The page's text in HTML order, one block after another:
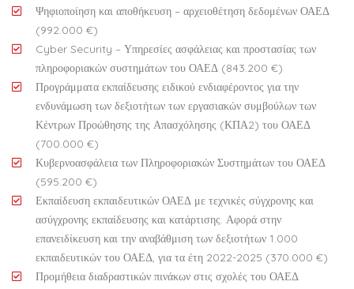
Ψηφιοποίηση και αποθήκευση – αρχειοθέτηση δεδομένων ΟΑΕΔ
(992.000 €)
Cyber Security – Υπηρεσίες ασφάλειας και προστασίας των
πληροφοριακών συστημάτων του ΟΑΕΔ (843.200 €)
Προγράμματα εκπαίδευσης ειδικού ενδιαφέροντος για την
ενδυνάμωση των δεξιοτήτων των εργασιακών συμβούλων των
Κέντρων Προώθησης της Απασχόλησης (ΚΠΑ2) του ΟΑΕΔ
(700.000 €)
Κυβερνοασφάλεια των Πληροφοριακών Συστημάτων του ΟΑΕΔ
(595.200 €)
Εκπαίδευση εκπαιδευτικών ΟΑΕΔ με τεχνικές σύγχρονης και
ασύγχρονης εκπαίδευσης και κατάρτισης. Αφορά στην
επανειδίκευση και την αναβάθμιση των δεξιοτήτων 1.000
εκπαιδευτικών του ΟΑΕΔ, για τα έτη 2022-2025 (370.000 €)
Προμήθεια διαδραστικών πινάκων στις σχολές του ΟΑΕΔ